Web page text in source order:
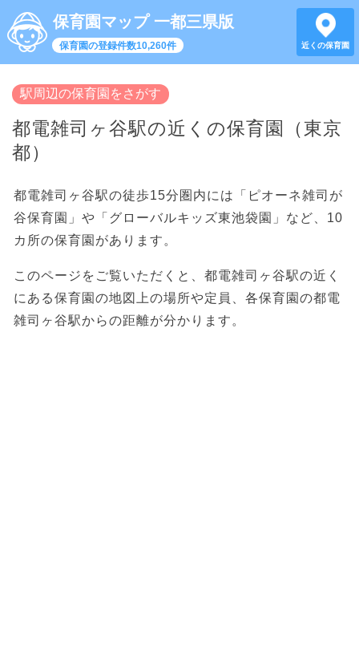
保育園マップ 一都三県版
保育園の登録件数10,260件 近くの保育園
駅周辺の保育園をさがす
都電雑司ヶ谷駅の近くの保育園（東京
都）
都電雑司ヶ谷駅の徒歩15分圏内には「ピオーネ雑司が
谷保育園」や「グローバルキッズ東池袋園」など、10
カ所の保育園があります。
このページをご覧いただくと、都電雑司ヶ谷駅の近く
にある保育園の地図上の場所や定員、各保育園の都電
雑司ヶ谷駅からの距離が分かります。